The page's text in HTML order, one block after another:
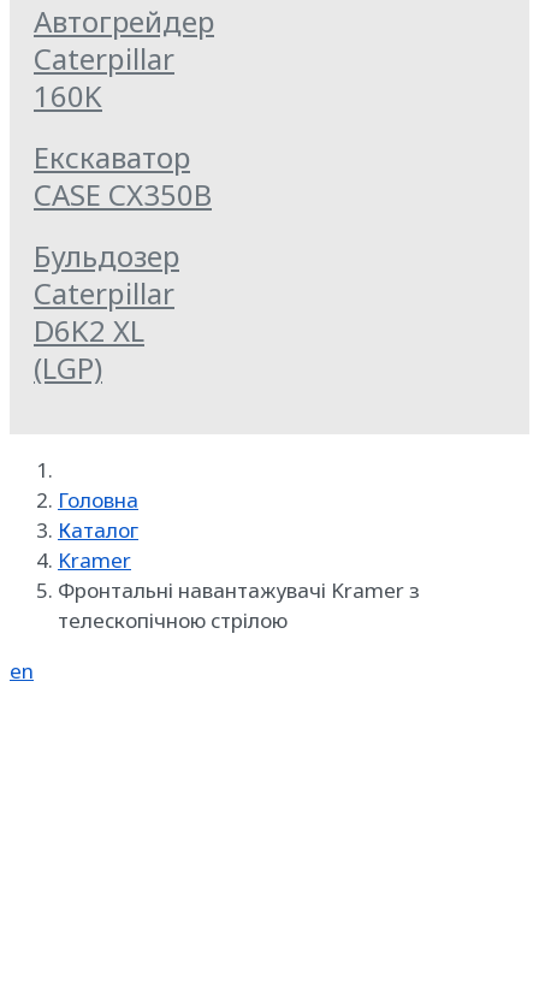
Автогрейдер
Caterpillar
160K
Екскаватор
CASE CX350B
Бульдозер
Caterpillar
D6K2 XL
(LGP)
Головна
Каталог
Kramer
Фронтальні навантажувачі Kramer з
телескопічною стрілою
en